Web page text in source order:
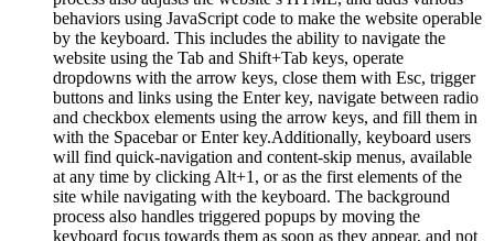
behaviors using JavaScript code to make the website operable
by the keyboard. This includes the ability to navigate the
website using the Tab and Shift+Tab keys, operate
dropdowns with the arrow keys, close them with Esc, trigger
buttons and links using the Enter key, navigate between radio
and checkbox elements using the arrow keys, and fill them in
with the Spacebar or Enter key.Additionally, keyboard users
will find quick-navigation and content-skip menus, available
at any time by clicking Alt+1, or as the first elements of the
site while navigating with the keyboard. The background
process also handles triggered popups by moving the
keyboard focus towards them as soon as they appear, and not